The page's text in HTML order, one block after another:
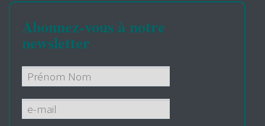
Abonnez-vous à notre
newsletter